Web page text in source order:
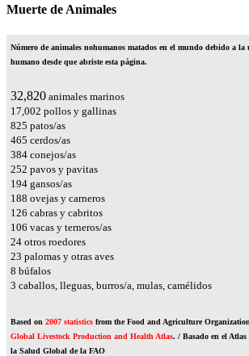
Muerte de Animales
Número de animales nohumanos matados en el mundo debido a
humano desde que abriste esta página.
36,744 animales marinos
19,034 pollos y gallinas
923 patos/as
521 cerdos/as
429 conejos/as
282 pavos y pavitas
218 gansos/as
210 ovejas y carneros
141 cabras y cabritos
119 vacas y terneros/as
27 otros roedores
26 palomas y otras aves
9 búfalos
4 caballos, lleguas, burros/a, mulas, camélidos
Based on 2007 statistics from the Food and Agriculture
Global Livestock Production and Health Atlas. / Basado en el
la Salud Global de la FAO